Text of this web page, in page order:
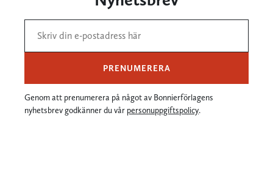
PRENUMERERA
Genom att prenumerera på något av Bonnierförlagens
nyhetsbrev godkänner du vår personuppgiftspolicy.